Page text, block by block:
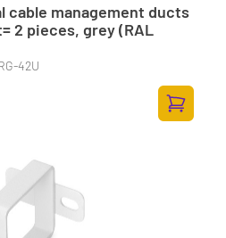
cable management ducts
2 pieces, grey (RAL
42U
Zum